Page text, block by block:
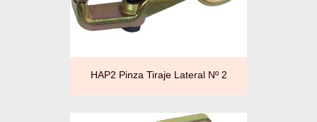
HAP2 Pinza Tiraje Lateral Nº 2